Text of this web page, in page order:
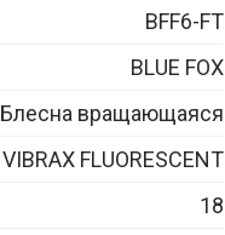
BFF6-FT
BLUE FOX
Блесна вращающаяся
VIBRAX FLUORESCENT
18